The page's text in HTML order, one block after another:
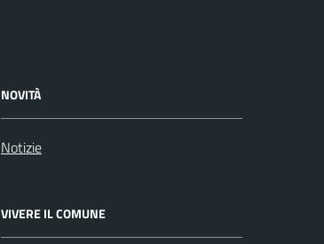
NOVITÀ
Notizie
VIVERE IL COMUNE